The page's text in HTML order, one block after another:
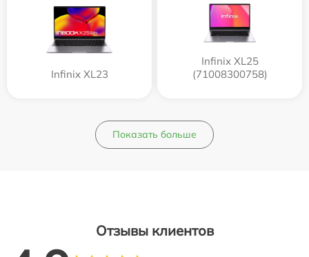
Infinix XL23
Infinix XL25
(71008300758)
Показать больше
Отзывы клиентов